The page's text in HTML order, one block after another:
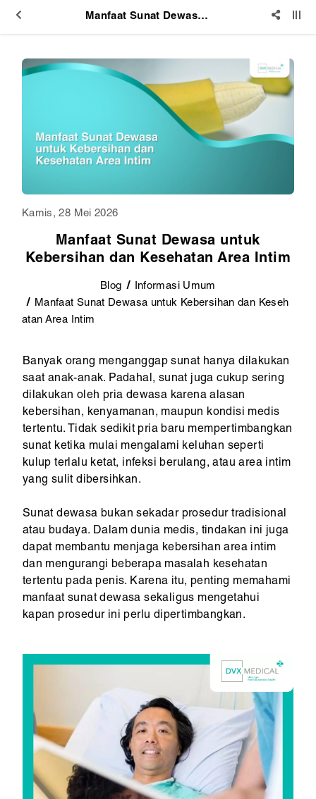
Manfaat Sunat Dewasa untuk Kebersihan dan Kesehatan Area Intim
Kamis, 28 Mei 2026
Manfaat Sunat Dewasa untuk
Kebersihan dan Kesehatan Area Intim
Blog
Informasi Umum
Manfaat Sunat Dewasa untuk Kebersihan dan Keseh
atan Area Intim
Banyak orang menganggap sunat hanya dilakukan
saat anak-anak. Padahal, sunat juga cukup sering
dilakukan oleh pria dewasa karena alasan
kebersihan, kenyamanan, maupun kondisi medis
tertentu. Tidak sedikit pria baru mempertimbangkan
sunat ketika mulai mengalami keluhan seperti
kulup terlalu ketat, infeksi berulang, atau area intim
yang sulit dibersihkan.
Sunat dewasa bukan sekadar prosedur tradisional
atau budaya. Dalam dunia medis, tindakan ini juga
dapat membantu menjaga kebersihan area intim
dan mengurangi beberapa masalah kesehatan
tertentu pada penis. Karena itu, penting memahami
manfaat sunat dewasa sekaligus mengetahui
kapan prosedur ini perlu dipertimbangkan.